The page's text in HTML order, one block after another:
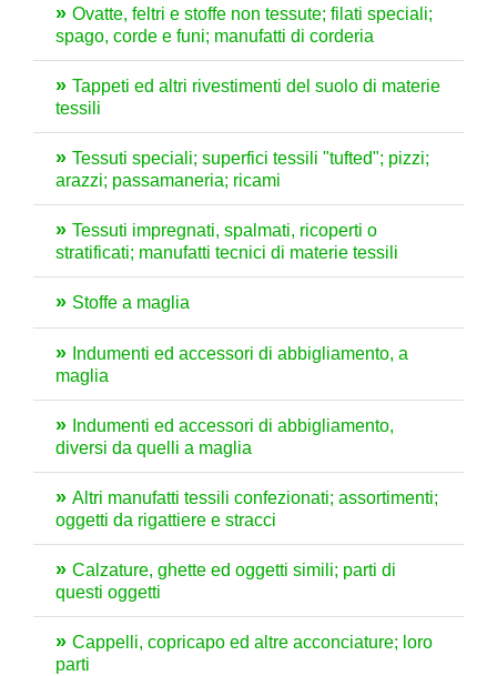
Ovatte, feltri e stoffe non tessute; filati speciali;
spago, corde e funi; manufatti di corderia
Tappeti ed altri rivestimenti del suolo di materie
tessili
Tessuti speciali; superfici tessili "tufted"; pizzi;
arazzi; passamaneria; ricami
Tessuti impregnati, spalmati, ricoperti o
stratificati; manufatti tecnici di materie tessili
Stoffe a maglia
Indumenti ed accessori di abbigliamento, a
maglia
Indumenti ed accessori di abbigliamento,
diversi da quelli a maglia
Altri manufatti tessili confezionati; assortimenti;
oggetti da rigattiere e stracci
Calzature, ghette ed oggetti simili; parti di
questi oggetti
Cappelli, copricapo ed altre acconciature; loro
parti